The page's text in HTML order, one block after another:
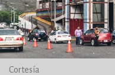
Cortesía